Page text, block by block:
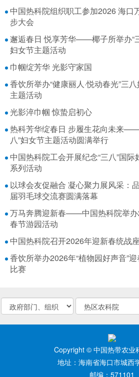
中国热科院组织职工参加2026 海口
步大会
邂逅春日 悦享芳华——椰子所举办“
妇女节主题活动
巾帼绽芳华 光影守家国
香饮所举办“健康丽人·悦动春光”三
主题活动
光影淬巾帼 惊蛰启初心
热科芳华绽春日 步履生花向未来
八”妇女节主题活动圆满举行
中国热科院工会开展纪念“三八”国际
系列活动
以球会友促融合 凝心聚力展风采：
届羽毛球交流赛圆满落幕
万马奔腾迎新春——中国热科院举
春节游园活动
中国热科院召开2026年迎新春统战
香饮所举办2026年“植物园好声音”
比赛
Copyright © 中国热带农业
地址：海南省海口市城西
邮编：571101